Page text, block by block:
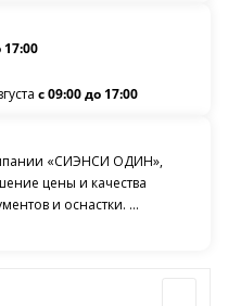
17:00
с 09:00 до 17:00
«СИЭНСИ ОДИН»,
цены и качества
и оснастки. ...